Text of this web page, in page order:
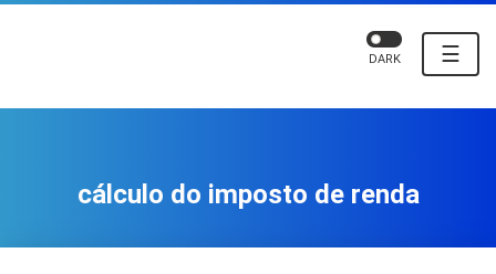
☰
DARK
cálculo do imposto de renda